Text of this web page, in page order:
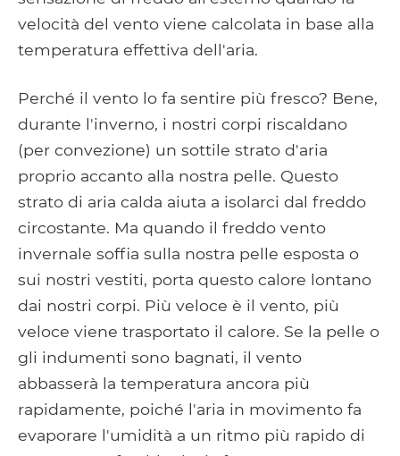
velocità del vento viene calcolata in base alla
temperatura effettiva dell'aria.
Perché il vento lo fa sentire più fresco? Bene,
durante l'inverno, i nostri corpi riscaldano
(per convezione) un sottile strato d'aria
proprio accanto alla nostra pelle. Questo
strato di aria calda aiuta a isolarci dal freddo
circostante. Ma quando il freddo vento
invernale soffia sulla nostra pelle esposta o
sui nostri vestiti, porta questo calore lontano
dai nostri corpi. Più veloce è il vento, più
veloce viene trasportato il calore. Se la pelle o
gli indumenti sono bagnati, il vento
abbasserà la temperatura ancora più
rapidamente, poiché l'aria in movimento fa
evaporare l'umidità a un ritmo più rapido di